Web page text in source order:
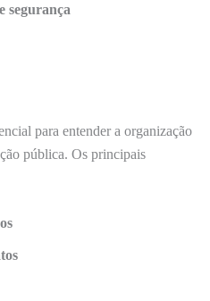
segurança
para entender a organização
pública. Os principais